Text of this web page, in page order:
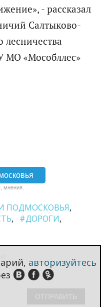
- рассказал
Салтыково-
лесничества
МО «Мособллес»
мнения.
ПОДМОСКОВЬЯ
#ДОРОГИ
авторизуйтесь